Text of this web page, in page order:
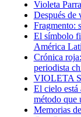
Violeta
Después
Fragmento:
El símbolo
América
Crónica
periodista
VIOLETA
El cielo
método que
Memorias